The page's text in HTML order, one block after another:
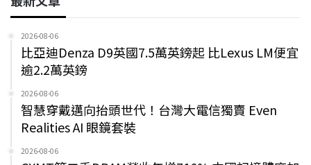
2026-08-06
比亞迪Denza D9英國7.5萬英鎊起 比Lexus LM便宜
逾2.2萬英鎊
2026-08-06
智慧穿戴邁向抬頭世代！台灣大電信獨賣 Even
Realities AI 眼鏡套裝
2026-08-06